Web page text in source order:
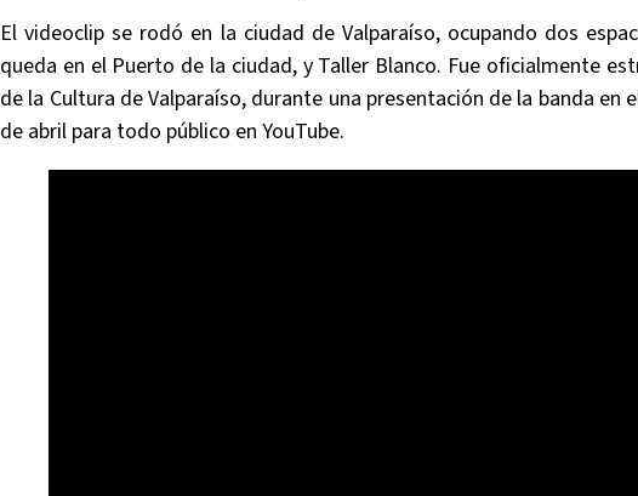
El videoclip se rodó en la ciudad de Valparaíso, ocupando dos
queda en el Puerto de la ciudad, y Taller Blanco. Fue oficialmente
de la Cultura de Valparaíso, durante una presentación de la banda en
de abril para todo público en YouTube.